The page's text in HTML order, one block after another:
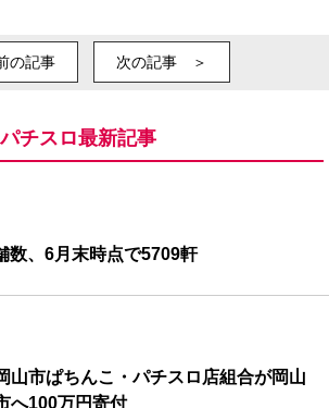
の記事 次の記事 ＞
チスロ最新記事
数、6月末時点で5709軒
山市ぱちんこ・パチスロ店組合が岡山
へ100万円寄付